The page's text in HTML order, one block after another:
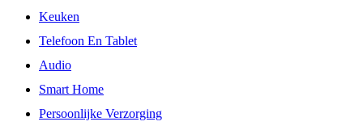
Keuken
Telefoon En Tablet
Audio
Smart Home
Persoonlijke Verzorging